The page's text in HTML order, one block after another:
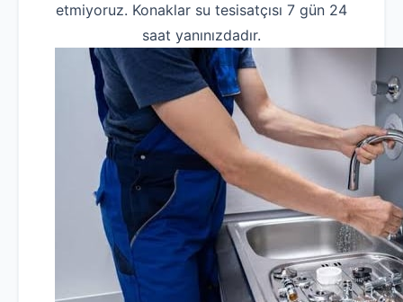
etmiyoruz. Konaklar su tesisatçısı 7 gün 24
saat yanınızdadır.